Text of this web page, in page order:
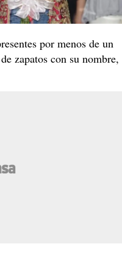
por menos de un
zapatos con su nombre,